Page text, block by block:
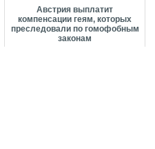
Австрия выплатит
компенсации геям, которых
преследовали по гомофобным
законам